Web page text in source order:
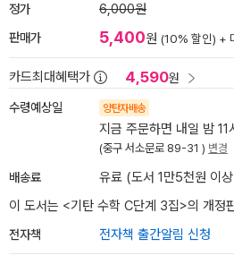
정가 6,000원
판매가 5,400원 (10% 할인) +
카드최대혜택가 4,590원
수령예상일 양탄자배송
지금 주문하면 내일 밤 11
(중구 서소문로 89-31 ) 변경
배송료
유료 (도서 1만5천원 이
이 도서는 <기탄 수학 C단계 3집>의 개정
전자책 전자책 출간알림 신청